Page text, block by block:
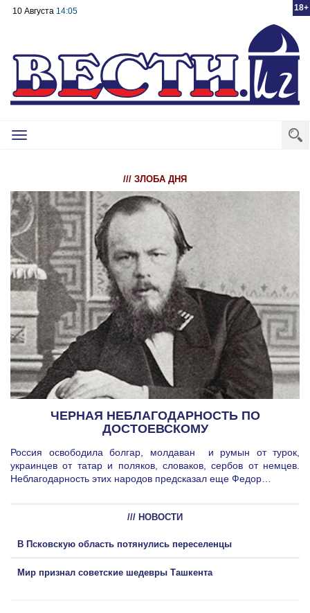
18+
10 Августа 14:05
Toggle
/// ЗЛОБА ДНЯ
ЧЕРНАЯ НЕБЛАГОДАРНОСТЬ ПО
ДОСТОЕВСКОМУ
Россия освободила болгар, молдаван и румын от турок,
украинцев от татар и поляков, словаков, сербов от немцев.
Неблагодарность этих народов предсказал еще Федор…
/// НОВОСТИ
В Псковскую область потянулись переселенцы
Мир признал советские шедевры Ташкента